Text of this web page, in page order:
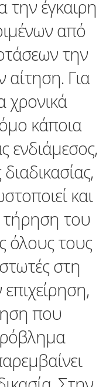
την έγκαιρη
από
την
Για
κάποια
ενδιάμεσος,
και
τήρηση του
όλους τους
στη
που